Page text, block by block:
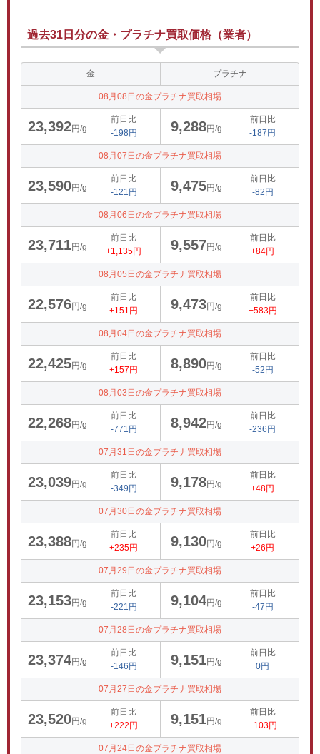
過去31日分の金・プラチナ買取価格（業者）
金 プラチナ
08月08日の金プラチナ買取相場
23,392円/g
前日比
-198円
9,288円/g
前日比
-187円
08月07日の金プラチナ買取相場
23,590円/g
前日比
-121円
9,475円/g
前日比
-82円
08月06日の金プラチナ買取相場
23,711円/g
前日比
+1,135円
9,557円/g
前日比
+84円
08月05日の金プラチナ買取相場
22,576円/g
前日比
+151円
9,473円/g
前日比
+583円
08月04日の金プラチナ買取相場
22,425円/g
前日比
+157円
8,890円/g
前日比
-52円
08月03日の金プラチナ買取相場
22,268円/g
前日比
-771円
8,942円/g
前日比
-236円
07月31日の金プラチナ買取相場
23,039円/g
前日比
-349円
9,178円/g
前日比
+48円
07月30日の金プラチナ買取相場
23,388円/g
前日比
+235円
9,130円/g
前日比
+26円
07月29日の金プラチナ買取相場
23,153円/g
前日比
-221円
9,104円/g
前日比
-47円
07月28日の金プラチナ買取相場
23,374円/g
前日比
-146円
9,151円/g
前日比
0円
07月27日の金プラチナ買取相場
23,520円/g
前日比
+222円
9,151円/g
前日比
+103円
07月24日の金プラチナ買取相場